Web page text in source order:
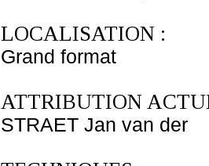
LOCALISATION :
Grand format
ATTRIBUTION
STRAET Jan van der